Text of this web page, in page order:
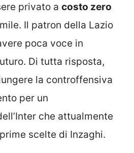
privato a costo zero
Il patron della Lazio
poca voce in
Di tutta risposta,
la controffensiva
per un
che attualmente
scelte di Inzaghi.